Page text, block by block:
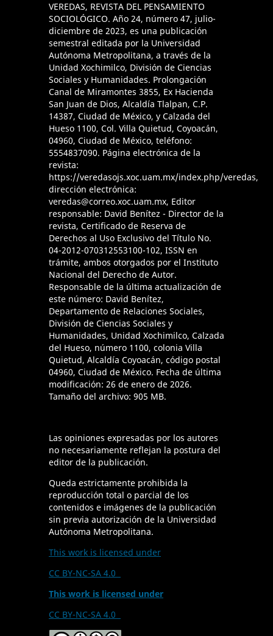
VEREDAS, REVISTA DEL PENSAMIENTO
SOCIOLÓGICO. Año 24, número 47, julio-
diciembre de 2023, es una publicación
semestral editada por la Universidad
Autónoma Metropolitana, a través de la
Unidad Xochimilco, División de Ciencias
Sociales y Humanidades. Prolongación
Canal de Miramontes 3855, Ex Hacienda
San Juan de Dios, Alcaldía Tlalpan, C.P.
14387, Ciudad de México, y Calzada del
Hueso 1100, Col. Villa Quietud, Coyoacán,
04960, Ciudad de México, teléfono:
5554837090. Página electrónica de la
revista:
https://veredasojs.xoc.uam.mx/index.php/veredas,
dirección electrónica:
veredas@correo.xoc.uam.mx, Editor
responsable: David Benítez - Director de la
revista, Certificado de Reserva de
Derechos al Uso Exclusivo del Título No.
04-2012-070312553100-102, ISSN en
trámite, ambos otorgados por el Instituto
Nacional del Derecho de Autor.
Responsable de la última actualización de
este número: David Benítez,
Departamento de Relaciones Sociales,
División de Ciencias Sociales y
Humanidades, Unidad Xochimilco, Calzada
del Hueso, número 1100, colonia Villa
Quietud, Alcaldía Coyoacán, código postal
04960, Ciudad de México. Fecha de última
modificación: 26 de enero de 2026.
Tamaño del archivo: 905 MB.
Las opiniones expresadas por los autores
no necesariamente reflejan la postura del
editor de la publicación.
Queda estrictamente prohibida la
reproducción total o parcial de los
contenidos e imágenes de la publicación
sin previa autorización de la Universidad
Autónoma Metropolitana.
This work is licensed under
CC BY-NC-SA 4.0
This work is licensed under
CC BY-NC-SA 4.0